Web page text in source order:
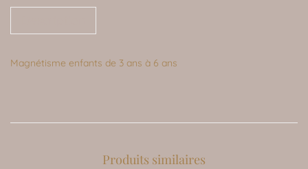
Magnétisme enfants de 3 ans à 6 ans
Produits similaires